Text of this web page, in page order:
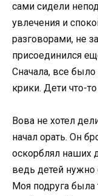
сами сидели
увлечения и
разговорами, не
присоединился
Сначала, все
крики. Дети что-
Вова не хотел
начал орать. Он
оскорблял наших
ведь детей нужно
Моя подруга